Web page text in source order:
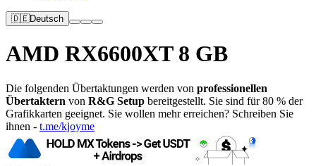
🇩🇪Deutsch
AMD RX6600XT 8 GB
Die folgenden Übertaktungen werden von professionellen
Übertaktern von R&G Setup bereitgestellt. Sie sind für 80 % der
Grafikkarten geeignet. Sie wollen mehr erreichen? Schreiben Sie
ihnen - t.me/kjoyme